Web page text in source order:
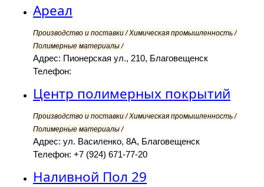
Ареал
Производство и поставки / Химическая промышленность /
Полимерные материалы /
Адрес: Пионерская ул., 210, Благовещенск
Телефон:
Центр полимерных покрытий
Производство и поставки / Химическая промышленность /
Полимерные материалы /
Адрес: ул. Василенко, 8А, Благовещенск
Телефон: +7 (924) 671-77-20
Наливной Пол 29